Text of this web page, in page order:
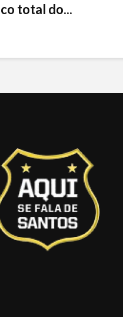
total do...